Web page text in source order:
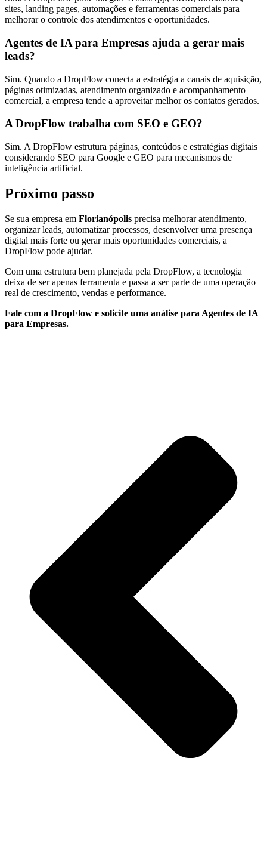
sites, landing pages, automações e ferramentas comerciais para
melhorar o controle dos atendimentos e oportunidades.
Agentes de IA para Empresas ajuda a gerar mais
leads?
Sim. Quando a DropFlow conecta a estratégia a canais de aquisição,
páginas otimizadas, atendimento organizado e acompanhamento
comercial, a empresa tende a aproveitar melhor os contatos gerados.
A DropFlow trabalha com SEO e GEO?
Sim. A DropFlow estrutura páginas, conteúdos e estratégias digitais
considerando SEO para Google e GEO para mecanismos de
inteligência artificial.
Próximo passo
Se sua empresa em Florianópolis precisa melhorar atendimento,
organizar leads, automatizar processos, desenvolver uma presença
digital mais forte ou gerar mais oportunidades comerciais, a
DropFlow pode ajudar.
Com uma estrutura bem planejada pela DropFlow, a tecnologia
deixa de ser apenas ferramenta e passa a ser parte de uma operação
real de crescimento, vendas e performance.
Fale com a DropFlow e solicite uma análise para Agentes de IA
para Empresas.